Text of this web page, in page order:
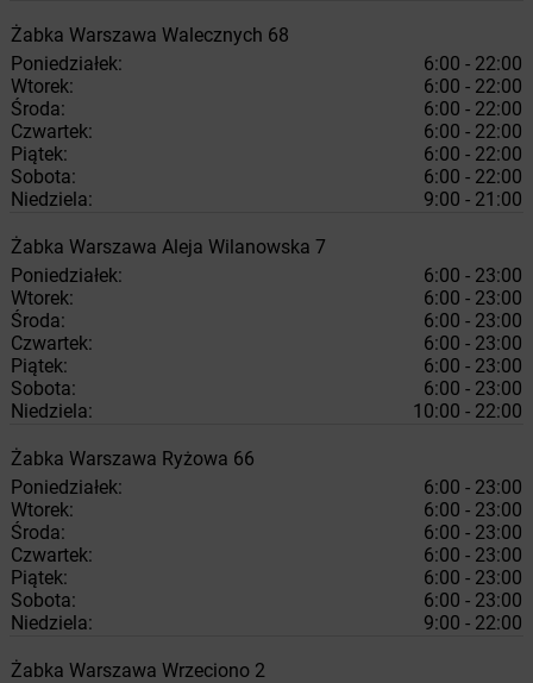
Żabka Warszawa Walecznych 68
Poniedziałek:
6:00 - 22:00
Wtorek:
6:00 - 22:00
Środa:
6:00 - 22:00
Czwartek:
6:00 - 22:00
Piątek:
6:00 - 22:00
Sobota:
6:00 - 22:00
Niedziela:
9:00 - 21:00
Żabka Warszawa Aleja Wilanowska 7
Poniedziałek:
6:00 - 23:00
Wtorek:
6:00 - 23:00
Środa:
6:00 - 23:00
Czwartek:
6:00 - 23:00
Piątek:
6:00 - 23:00
Sobota:
6:00 - 23:00
Niedziela:
10:00 - 22:00
Żabka Warszawa Ryżowa 66
Poniedziałek:
6:00 - 23:00
Wtorek:
6:00 - 23:00
Środa:
6:00 - 23:00
Czwartek:
6:00 - 23:00
Piątek:
6:00 - 23:00
Sobota:
6:00 - 23:00
Niedziela:
9:00 - 22:00
Żabka Warszawa Wrzeciono 2